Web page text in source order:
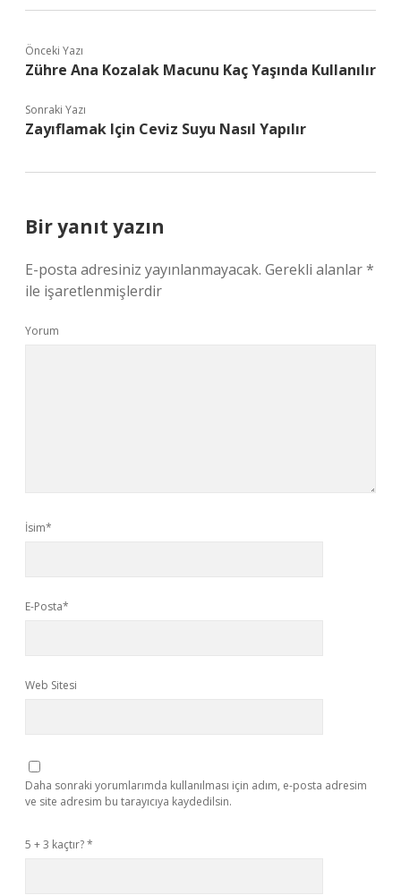
Önceki Yazı
Zühre Ana Kozalak Macunu Kaç Yaşında Kullanılır
Sonraki Yazı
Zayıflamak Için Ceviz Suyu Nasıl Yapılır
Bir yanıt yazın
E-posta adresiniz yayınlanmayacak. Gerekli alanlar*
ile işaretlenmişlerdir
Yorum
İsim*
E-Posta*
Web Sitesi
Daha sonraki yorumlarımda kullanılması için adım, e-posta adresim
ve site adresim bu tarayıcıya kaydedilsin.
5 + 3 kaçtır?*